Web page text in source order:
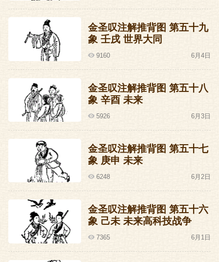
那就先不回,转道宣府。
瓦剌的两万骑兵精锐已经追上。
都督吴克功战死！
成国公朱勇战死!
承信伯薛授战死!
步步尸体，步步鲜血。
这时候王振发现了一件重要的事情。
他沿途收受的一千四百车金银珠宝还没跟
上来。
等！
金圣叹注解推背图 第五十九
象 壬戌 世界大同
9160 6月4日
金圣叹注解推背图 第五十八
象 辛酉 未来
5926 6月3日
金圣叹注解推背图 第五十七
象 庚申 未来
6248 6月2日
金圣叹注解推背图 第五十六
象 己未 未来高科技战争
7365 6月1日